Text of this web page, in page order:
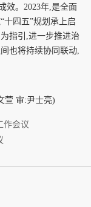
效。 2023年,是全面
十四五”规划承上启
指引,进一步推进治
也将持续协同联动,
萱 审:尹士亮)
作会议